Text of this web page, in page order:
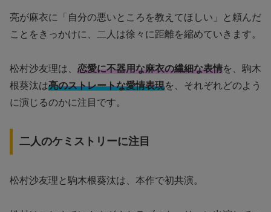
亮が麻衣に「自分の悪いところを教えてほしい」と頼んだ
ことをきっかけに、二人は徐々に距離を縮めていきます。
松村沙友理は、 恋愛に不器用な麻衣の繊細な表情を、駒木
根葵汰は亮のストレートな愛情表現を、それぞれどのよう
に演じるのかに注目です。
二人のケミストリーに注目
松村沙友理と駒木根葵汰は、本作で初共演。